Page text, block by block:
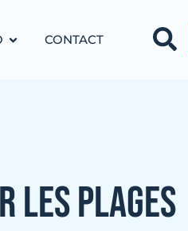
CONTACT
LES PLAGES